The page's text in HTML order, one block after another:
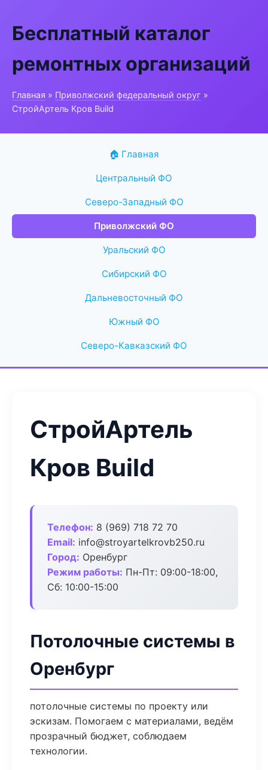
Бесплатный каталог
ремонтных организаций
Главная » Приволжский федеральный округ »
СтройАртель Кров Build
🏠 Главная
Центральный ФО
Северо-Западный ФО
Приволжский ФО
Уральский ФО
Сибирский ФО
Дальневосточный ФО
Южный ФО
Северо-Кавказский ФО
СтройАртель
Кров Build
Телефон: 8 (969) 718 72 70
Email: info@stroyartelkrovb250.ru
Город: Оренбург
Режим работы: Пн-Пт: 09:00-18:00,
Сб: 10:00-15:00
Потолочные системы в
Оренбург
потолочные системы по проекту или
эскизам. Помогаем с материалами, ведём
прозрачный бюджет, соблюдаем
технологии.